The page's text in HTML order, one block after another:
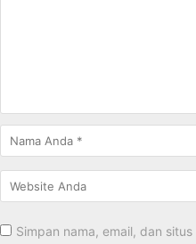
Simpan nama, email, dan